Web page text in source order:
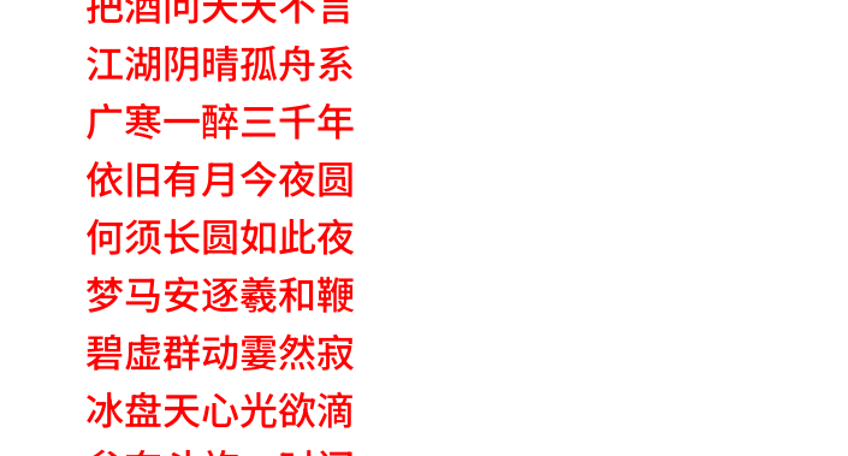
江湖阴晴孤舟系
广寒一醉三千年
依旧有月今夜圆
何须长圆如此夜
梦马安逐羲和鞭
碧虚群动霎然寂
冰盘天心光欲滴